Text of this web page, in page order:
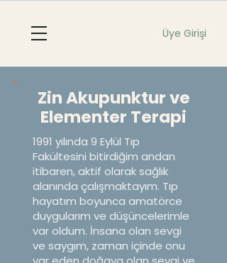
Üye Girişi
Zin Akupunktur ve
Elementer Terapi
1991 yılında 9 Eylül Tıp
Fakültesini bitirdiğim andan
itibaren, aktif olarak sağlık
alanında çalışmaktayım. Tıp
hayatım boyunca amatörce
duygularım ve düşüncelerimle
var oldum. İnsana olan sevgi
ve saygım, zaman içinde onu